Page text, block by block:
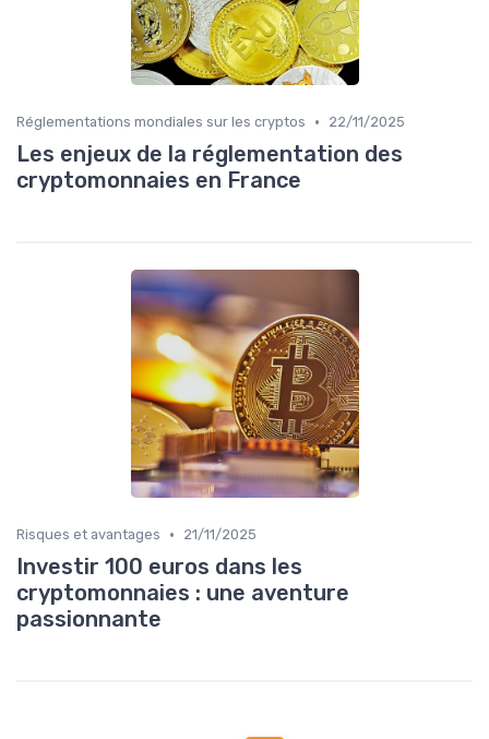
Réglementations mondiales sur les cryptos • 22/11/2025
Les enjeux de la réglementation des
cryptomonnaies en France
Risques et avantages • 21/11/2025
Investir 100 euros dans les
cryptomonnaies : une aventure
passionnante